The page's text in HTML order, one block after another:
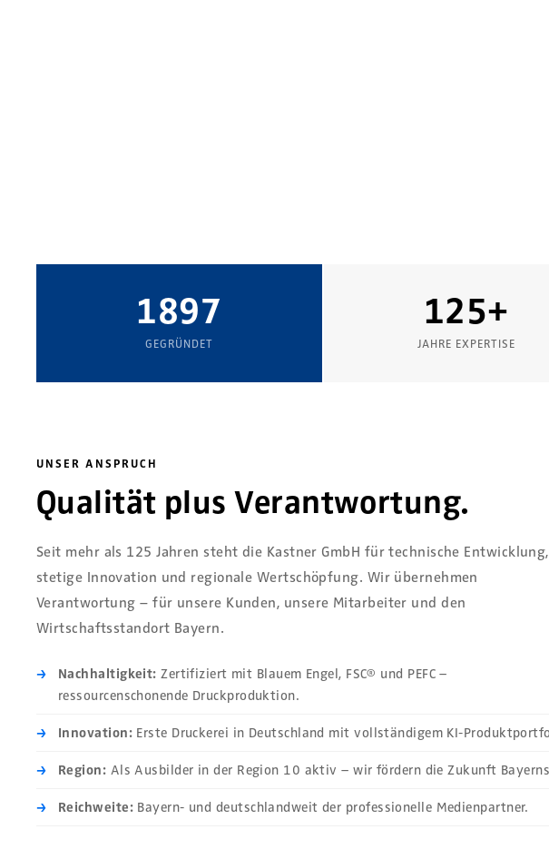
1897
GEGRÜNDET
125+
JAHRE EXPERTISE
UNSER ANSPRUCH
Qualität plus Verantwortung.
Seit mehr als 125 Jahren steht die Kastner GmbH für technische Entwicklung,
stetige Innovation und regionale Wertschöpfung. Wir übernehmen
Verantwortung – für unsere Kunden, unsere Mitarbeiter und den
Wirtschaftsstandort Bayern.
Nachhaltigkeit: Zertifiziert mit Blauem Engel, FSC® und PEFC –
ressourcenschonende Druckproduktion.
Innovation:Erste Druckerei in Deutschland mit vollständigem KI-
Region: Als Ausbilder in der Region 10 aktiv – wir fördern die Zukunft
Reichweite:Bayern- und deutschlandweit der professionelle Medienpartner.